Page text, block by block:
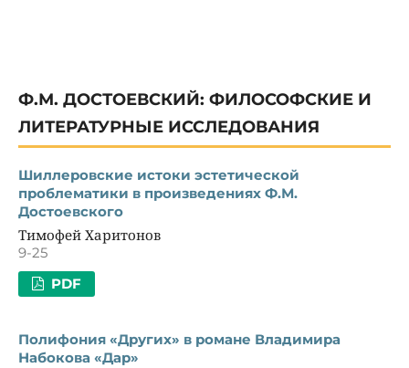
Ф.М. ДОСТОЕВСКИЙ: ФИЛОСОФСКИЕ И
ЛИТЕРАТУРНЫЕ ИССЛЕДОВАНИЯ
Шиллеровские истоки эстетической
проблематики в произведениях Ф.М.
Достоевского
Тимофей Харитонов
9-25
PDF
Полифония «Других» в романе Владимира
Набокова «Дар»